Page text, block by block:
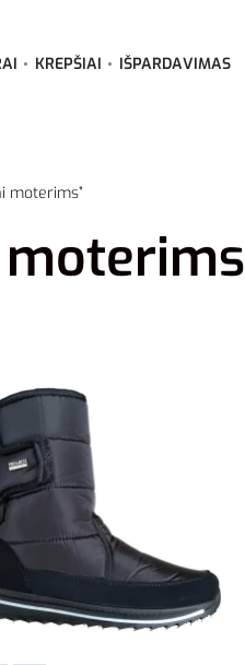
KREPŠIAI IŠPARDAVIMAS
moterims”